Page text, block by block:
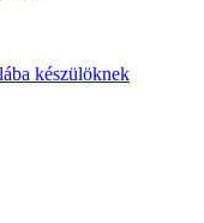
készülöknek